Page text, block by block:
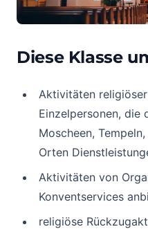
Diese Klasse
Aktivitäten
Einzelpersonen, die
Moscheen,
Orten
Aktivitäten von
Konventservices
religiöse